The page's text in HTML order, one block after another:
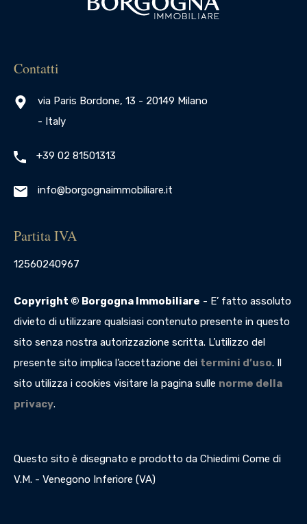
Contatti
via Paris Bordone, 13 - 20149 Milano
- Italy
+39 02 81501313
info@borgognaimmobiliare.it
Partita IVA
12560240967
Copyright © Borgogna Immobiliare - E’ fatto assoluto
divieto di utilizzare qualsiasi contenuto presente in questo
sito senza nostra autorizzazione scritta. L’utilizzo del
presente sito implica l’accettazione dei termini d’uso. Il
sito utilizza i cookies visitare la pagina sulle norme della
privacy.
Questo sito è disegnato e prodotto da Chiedimi Come di
V.M. - Venegono Inferiore (VA)